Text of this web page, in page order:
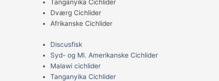
Tanganyika Cichlider
Dværg Cichlider
Afrikanske Cichlider
Discusfisk
Syd- og Ml. Amerikanske Cichlider
Malawi cichlider
Tanganyika Cichlider